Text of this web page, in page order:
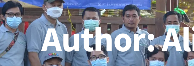
Author: